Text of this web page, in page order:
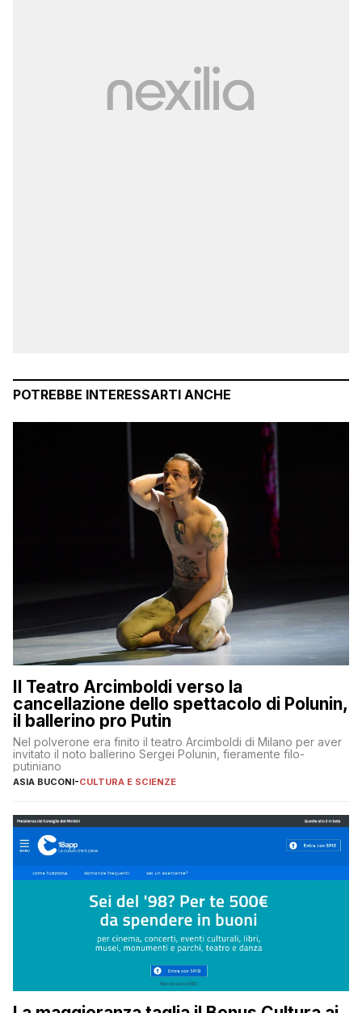
POTREBBE INTERESSARTI ANCHE
Il Teatro Arcimboldi verso la
cancellazione dello spettacolo di Polunin,
il ballerino pro Putin
Nel polverone era finito il teatro Arcimboldi di Milano per aver
invitato il noto ballerino Sergei Polunin, fieramente filo-
putiniano
ASIA BUCONI-CULTURA E SCIENZE